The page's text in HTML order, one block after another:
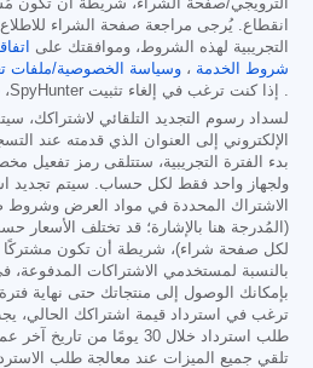
انقطاع. يُرجى مراجعة صفحة الشراء
التجريبية لهذه الشروط، وموافقتك على
شروط الخدمة ، وسياسة الخصوصية/ملفات
. إذا كنت ترغب في إلغاء تثبيت SpyHunter،
لسداد رسوم التجديد التلقائي لاشتراكك،
الإلكتروني إلى العنوان الذي قدمته عند
بدء الفترة التجريبية، ستتلقى رمز تفعيل
ولجهاز واحد فقط لكل حساب. سيتم تجديد
الاشتراك المحددة في مواد العرض وشروط
(المُدرجة هنا بالإشارة؛ قد تختلف الأسعار
لكل صفحة شراء)، شريطة أن تكون
بالنسبة لمستخدمي الاشتراكات المدفوعة،
بإمكانك الوصول إلى منتجاتك حتى نهاية
ترغب في استرداد قيمة اشتراكك الحالي،
طلب استرداد خلال 30 يومًا
تلقي جميع الميزات عند معالجة طلب